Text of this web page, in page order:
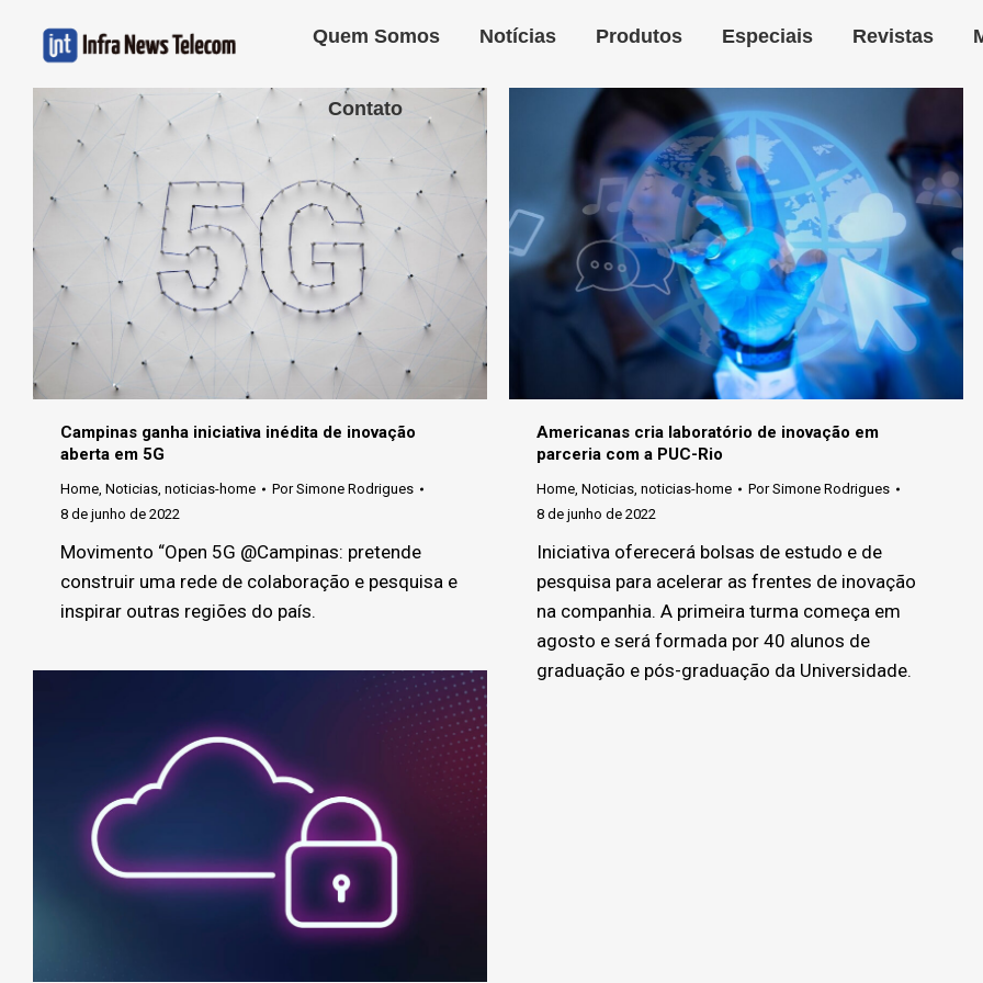
Quem Somos Notícias Produtos Especiais Revistas
Contato
Campinas ganha iniciativa inédita de inovação
aberta em 5G
Home, Noticias, noticias-home PorSimone Rodrigues
8 de junho de 2022
Movimento “Open 5G @Campinas: pretende
construir uma rede de colaboração e pesquisa e
inspirar outras regiões do país.
Americanas cria laboratório de inovação em
parceria com a PUC-Rio
Home, Noticias, noticias-home PorSimone Rodrigues
8 de junho de 2022
Iniciativa oferecerá bolsas de estudo e de
pesquisa para acelerar as frentes de inovação
na companhia. A primeira turma começa em
agosto e será formada por 40 alunos de
graduação e pós-graduação da Universidade.